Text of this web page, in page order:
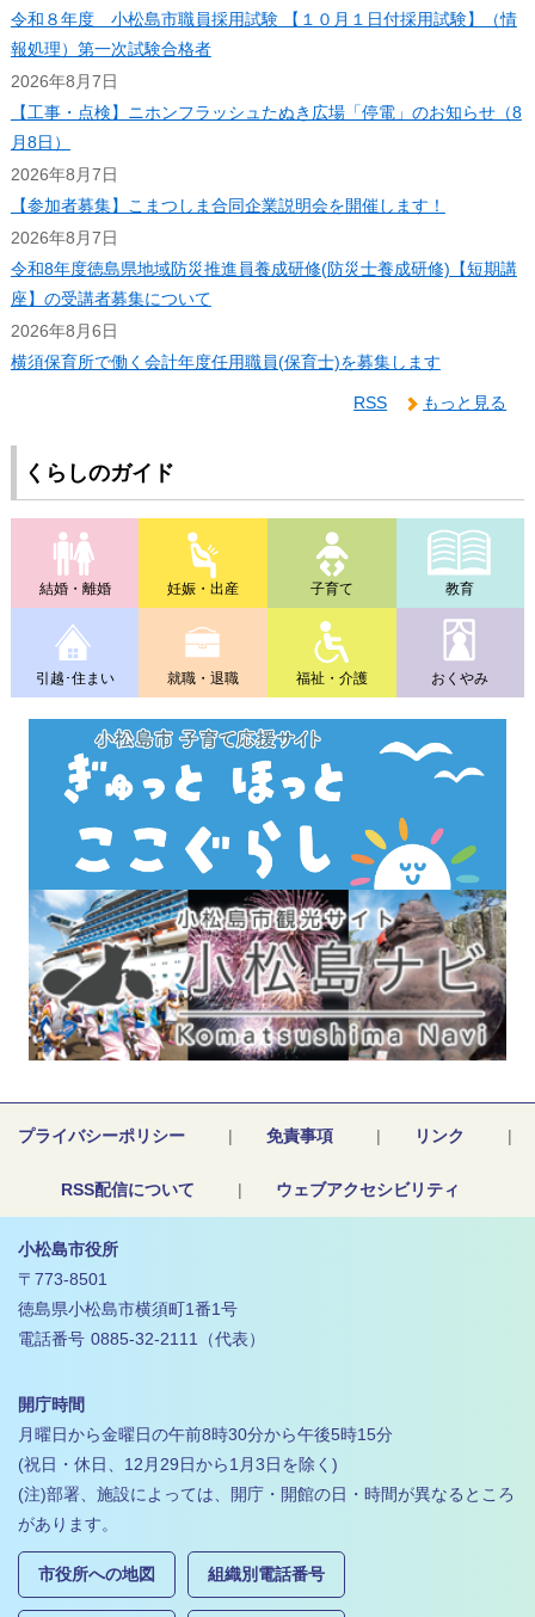
令和８年度 小松島市職員採用試験 【１０月１日付採用試験】（情
報処理）第一次試験合格者
2026年8月7日
【工事・点検】ニホンフラッシュたぬき広場「停電」のお知らせ（8
月8日）
2026年8月7日
【参加者募集】こまつしま合同企業説明会を開催します！
2026年8月7日
令和8年度徳島県地域防災推進員養成研修(防災士養成研修)【短期講
座】の受講者募集について
2026年8月6日
横須保育所で働く会計年度任用職員(保育士)を募集します
もっと見る
RSS
くらしのガイド
結婚・離婚 妊娠・出産 子育て 教育
引越･住まい 就職・退職 福祉・介護 おくやみ
プライバシーポリシー | 免責事項 | リンク |
RSS配信について | ウェブアクセシビリティ
小松島市役所
〒773-8501
徳島県小松島市横須町1番1号
電話番号 0885-32-2111 （代表）
開庁時間
月曜日から金曜日の午前8時30分から午後5時15分
(祝日・休日、12月29日から1月3日を除く)
(注)部署、施設によっては、開庁・開館の日・時間が異なるところ
があります。
市役所への地図 組織別電話番号